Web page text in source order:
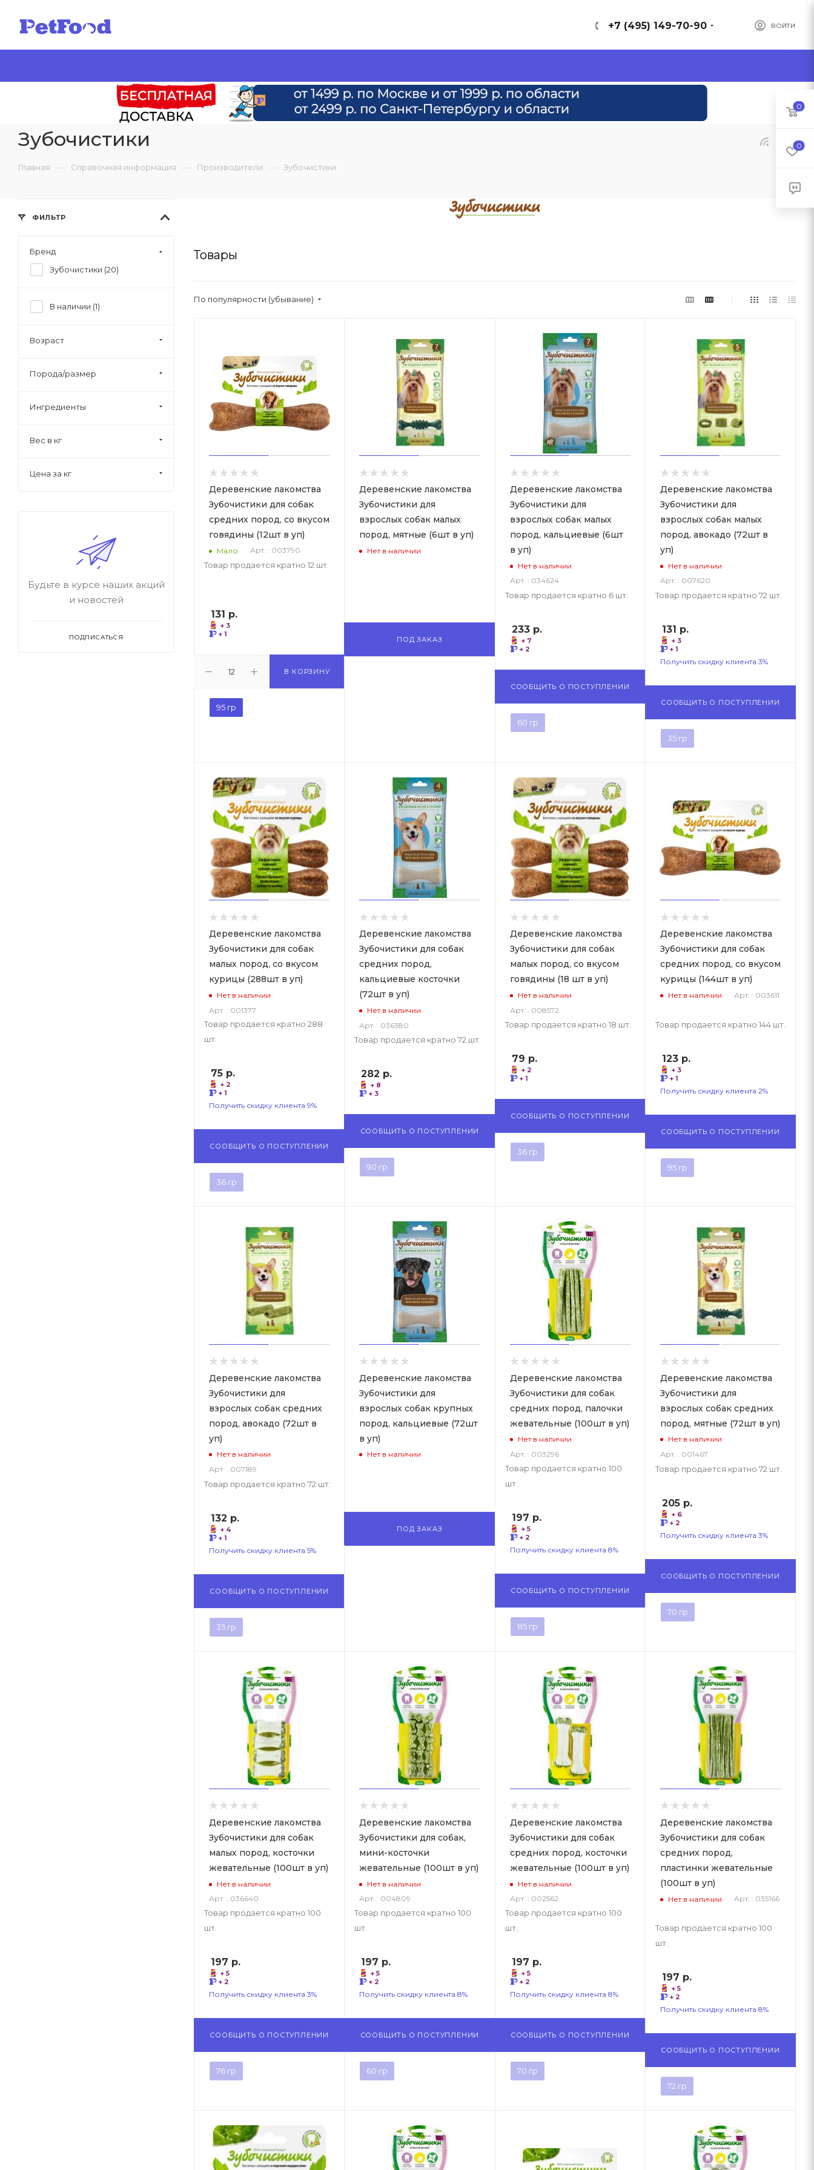
ВОЙТИ
+7 (495) 149-70-90
Зубочистики
Главная — Справочная информация — Производители — Зубочистики
Товары
По популярности (убывание)
Деревенские лакомства
Зубочистики для собак
средних пород, со вкусом
говядины (12шт в уп)
Мало Арт. : 003790
Товар продается кратно 12 шт.
131 р.
+ 3
+ 1
В КОРЗИНУ
95 гр
Деревенские лакомства
Зубочистики для
взрослых собак малых
пород, мятные (6шт в уп)
Нет в наличии
ПОД ЗАКАЗ
Деревенские лакомства
Зубочистики для
взрослых собак малых
пород, кальциевые (6шт
в уп)
Нет в наличии
Арт. : 034624
Товар продается кратно 6 шт.
233р.
+ 7
+ 2
СООБЩИТЬ О ПОСТУПЛЕНИИ
60 гр
Деревенские лакомства
Зубочистики для
взрослых собак малых
пород, авокадо (72шт в
уп)
Нет в наличии
Арт. : 007620
Товар продается кратно 72 шт.
131 р.
+ 3
+ 1
Получить скидку клиента 3%
СООБЩИТЬ О ПОСТУПЛЕНИИ
35 гр
Деревенские лакомства
Зубочистики для собак
малых пород, со вкусом
курицы (288шт в уп)
Нет в наличии
Арт. : 001377
Товар продается кратно 288
шт.
75 р.
+ 2
+ 1
Получить скидку клиента 9%
СООБЩИТЬ О ПОСТУПЛЕНИИ
36 гр
Деревенские лакомства
Зубочистики для собак
средних пород,
кальциевые косточки
(72шт в уп)
Нет в наличии
Арт. : 036380
Товар продается кратно 72 шт.
282 р.
+ 8
+ 3
СООБЩИТЬ О ПОСТУПЛЕНИИ
90 гр
Деревенские лакомства
Зубочистики для собак
малых пород, со вкусом
говядины (18 шт в уп)
Нет в наличии
Арт. : 008572
Товар продается кратно 18 шт.
79 р.
+ 2
+ 1
СООБЩИТЬ О ПОСТУПЛЕНИИ
36 гр
Деревенские лакомства
Зубочистики для собак
средних пород, со вкусом
курицы (144шт в уп)
Нет в наличии Арт. : 003611
Товар продается кратно 144 шт.
123р.
+ 3
+ 1
Получить скидку клиента 2%
СООБЩИТЬ О ПОСТУПЛЕНИИ
95 гр
Деревенские лакомства
Зубочистики для
взрослых собак средних
пород, авокадо (72шт в
уп)
Нет в наличии
Арт. : 007189
Товар продается кратно 72 шт.
132 р.
+ 4
+ 1
Получить скидку клиента 5%
СООБЩИТЬ О ПОСТУПЛЕНИИ
35 гр
Деревенские лакомства
Зубочистики для
взрослых собак крупных
пород, кальциевые (72шт
в уп)
Нет в наличии
ПОД ЗАКАЗ
Деревенские лакомства
Зубочистики для собак
средних пород, палочки
жевательные (100шт в уп)
Нет в наличии
Арт. : 003296
Товар продается кратно 100
шт.
197 р.
+ 5
+ 2
Получить скидку клиента 8%
СООБЩИТЬ О ПОСТУПЛЕНИИ
85 гр
Деревенские лакомства
Зубочистики для
взрослых собак средних
пород, мятные (72шт в уп)
Нет в наличии
Арт. : 001467
Товар продается кратно 72 шт.
205р.
+ 6
+ 2
Получить скидку клиента 3%
СООБЩИТЬ О ПОСТУПЛЕНИИ
70 гр
Деревенские лакомства
Зубочистики для собак
малых пород, косточки
жевательные (100шт в уп)
Нет в наличии
Арт. : 036640
Товар продается кратно 100
шт.
197 р.
+ 5
+ 2
Получить скидку клиента 3%
СООБЩИТЬ О ПОСТУПЛЕНИИ
76 гр
Деревенские лакомства
Зубочистики для собак,
мини-косточки
жевательные (100шт в уп)
Нет в наличии
Арт. : 004809
Товар продается кратно 100
шт.
197 р.
+ 5
+ 2
Получить скидку клиента 8%
СООБЩИТЬ О ПОСТУПЛЕНИИ
60 гр
Деревенские лакомства
Зубочистики для собак
средних пород, косточки
жевательные (100шт в уп)
Нет в наличии
Арт. : 002562
Товар продается кратно 100
шт.
197 р.
+ 5
+ 2
Получить скидку клиента 8%
СООБЩИТЬ О ПОСТУПЛЕНИИ
70 гр
Деревенские лакомства
Зубочистики для собак
средних пород,
пластинки жевательные
(100шт в уп)
Нет в наличии Арт. : 035166
Товар продается кратно 100
шт.
197 р.
+ 5
+ 2
Получить скидку клиента 8%
СООБЩИТЬ О ПОСТУПЛЕНИИ
72 гр
ФИЛЬТР
Бренд
Зубочистики (20)
В наличии (1)
Возраст
Порода/размер
Ингредиенты
Вес в кг
Цена за кг
Будьте в курсе наших акций
и новостей
ПОДПИСАТЬСЯ
0
0